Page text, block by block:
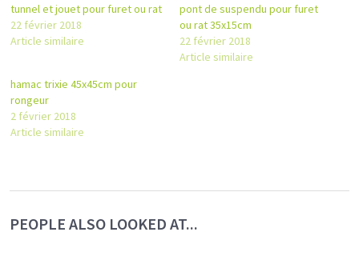
tunnel et jouet pour furet ou rat
22 février 2018
Article similaire
pont de suspendu pour furet
ou rat 35x15cm
22 février 2018
Article similaire
hamac trixie 45x45cm pour
rongeur
2 février 2018
Article similaire
PEOPLE ALSO LOOKED AT...